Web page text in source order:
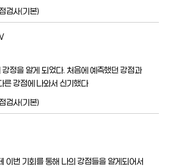
검사(기본)
정을 알게 되었다. 처음에 예측했던 강점과
른 강점에 나와서 신기했다
검사(기본)
이번 기회를 통해 나의 강점들을 알게되어서